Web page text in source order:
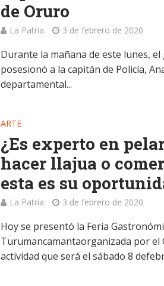
de Oruro
La Patria 3 de febrero de 2020
Durante la mañana de este lunes,
posesionó a la capitán de Policía,
departamental...
ARTE
¿Es experto en
hacer llajua o
esta es su
La Patria 3 de febrero de 2020
Hoy se presentó la Feria
Turumancamantaorganizada por el
actividad que será el sábado 8